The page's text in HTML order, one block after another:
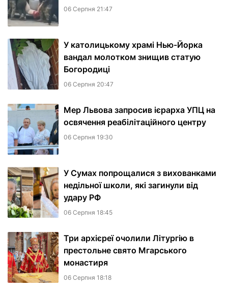
06 Серпня 21:47
У католицькому храмі Нью-Йорка
вандал молотком знищив статую
Богородиці
06 Серпня 20:47
Мер Львова запросив ієрарха УПЦ на
освячення реабілітаційного центру
06 Серпня 19:30
У Сумах попрощалися з вихованками
недільної школи, які загинули від
удару РФ
06 Серпня 18:45
Три архієреї очолили Літургію в
престольне свято Мгарського
монастиря
06 Серпня 18:18